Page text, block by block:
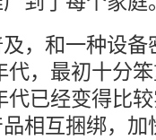
，和一种设
，最初十分
代已经变得比
相互捆绑，